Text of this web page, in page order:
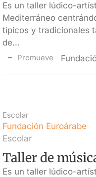
Es un taller lúdico-
Mediterráneo
típicos y tradicionales
de…
Promueve
Escolar
Fundación Euroárabe
Escolar
Taller de
Es un taller lúdico-